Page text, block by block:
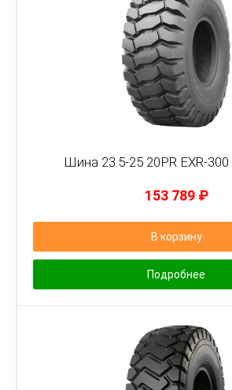
Шина 23.5-25 20PR EXR-300
153 789 ₽
В корзину
Подробнее